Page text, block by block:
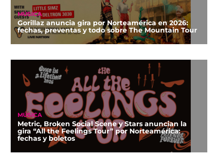
MÚSICA
Gorillaz anuncia gira por Norteamérica en 2026:
fechas, preventas y todo sobre The Mountain Tour
MÚSICA
Metric, Broken Social Scene y Stars anuncian la
gira “All the Feelings Tour” por Norteamérica:
fechas y boletos